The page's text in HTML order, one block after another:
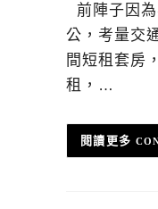
前陣子因
公，考量交
間短租套房
租，…